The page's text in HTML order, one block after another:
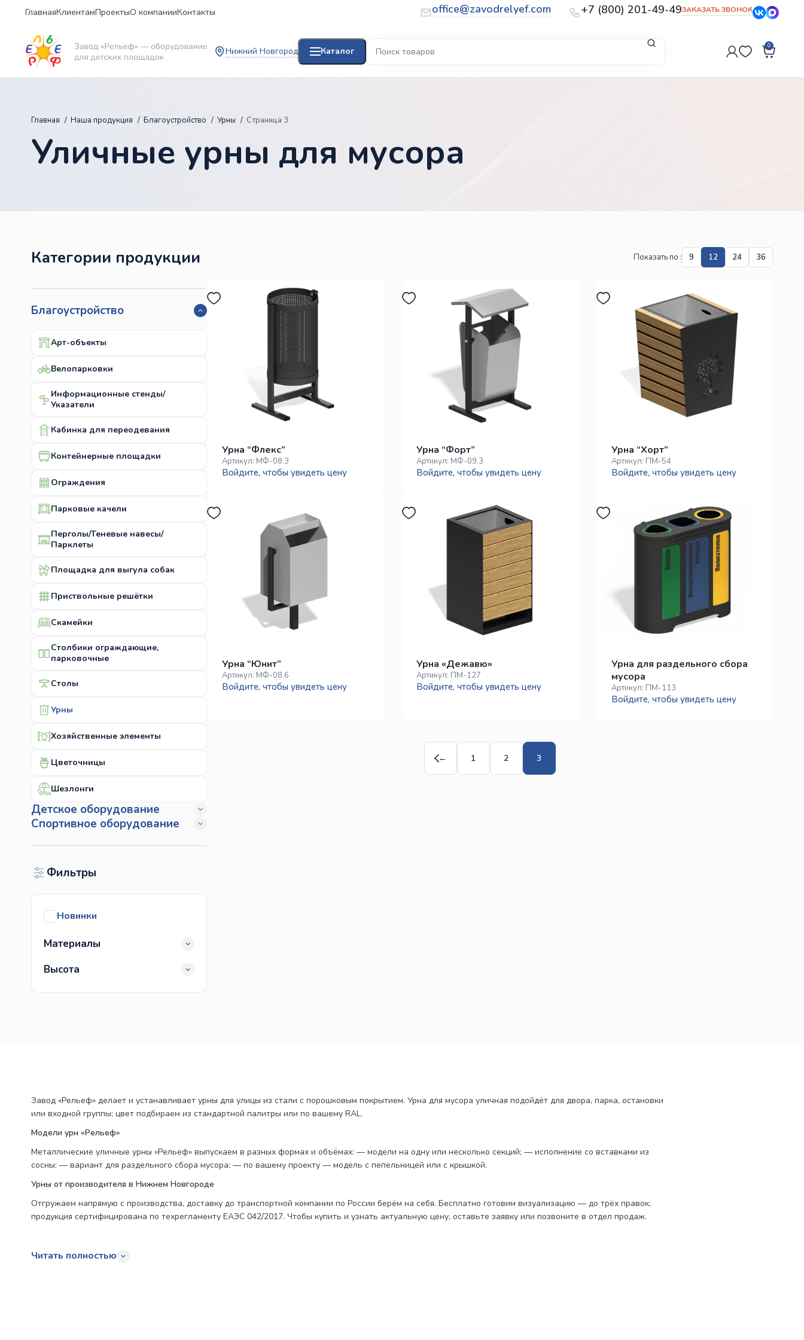
ГлавнаяКлиентамПроектыО компанииКонтакты office@zavodrelyef.com +7 (800) 201-49-49ЗАКАЗАТЬ ЗВОНОК
Нижний Новгород Каталог 0
Главная Наша продукция Благоустройство Урны Страница 3
Уличные урны для мусора
Категории продукции
Благоустройство
Арт-объекты
Велопарковки
Информационные стенды/
Указатели
Кабинка для переодевания
Контейнерные площадки
Ограждения
Парковые качели
Перголы/Теневые навесы/
Парклеты
Площадка для выгула собак
Приствольные решётки
Скамейки
Столбики ограждающие,
парковочные
Столы
Урны
Хозяйственные элементы
Цветочницы
Шезлонги
Детское оборудование
Спортивное оборудование
Фильтры
Новинки
Материалы
Высота
Показать по 9 12 24 36
Урна “Флекс”
Артикул: МФ-08.3
Войдите, чтобы увидеть цену
Урна “Форт”
Артикул: МФ-09.3
Войдите, чтобы увидеть цену
Урна “Хорт”
Артикул: ПМ-54
Войдите, чтобы увидеть цену
Урна “Юнит”
Артикул: МФ-08.6
Войдите, чтобы увидеть цену
Урна «Дежавю»
Артикул: ПМ-127
Войдите, чтобы увидеть цену
Урна для раздельного сбора
мусора
Артикул: ПМ-113
Войдите, чтобы увидеть цену
← 1 2 3
Завод «Рельеф» делает и устанавливает урны для улицы из стали с порошковым покрытием. Урна для мусора уличная подойдёт для двора, парка, остановки
или входной группы; цвет подбираем из стандартной палитры или по вашему RAL.
Модели урн «Рельеф»
Металлические уличные урны «Рельеф» выпускаем в разных формах и объёмах: — модели на одну или несколько секций; — исполнение со вставками из
сосны; — вариант для раздельного сбора мусора; — по вашему проекту — модель с пепельницей или с крышкой.
Урны от производителя в Нижнем Новгороде
Отгружаем напрямую с производства, доставку до транспортной компании по России берём на себя. Бесплатно готовим визуализацию — до трёх правок;
продукция сертифицирована по техрегламенту ЕАЭС 042/2017. Чтобы купить и узнать актуальную цену, оставьте заявку или позвоните в отдел продаж.
Читать полностью